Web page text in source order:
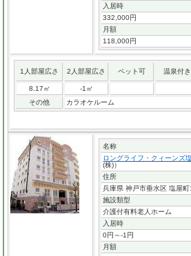
入居時
332,000円
月額
118,000円
1人部屋広さ 2人部屋広さ ペット可 温泉付き
8.17㎡
-1㎡
その他
カラオケルーム
名称
ロングライフ・クィーンズ
(株)）
住所
兵庫県 神戸市垂水区 塩屋
施設類型
介護付有料老人ホーム
入居時
0円～-1円
月額